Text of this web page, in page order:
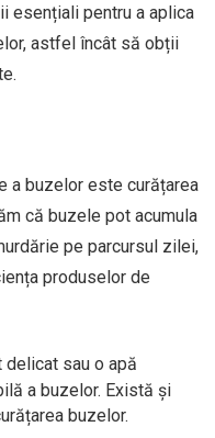
esențiali pentru a aplica
astfel încât să obții
a buzelor este curățarea
că buzele pot acumula
pe parcursul zilei,
produselor de
delicat sau o apă
a buzelor. Există și
buzelor.